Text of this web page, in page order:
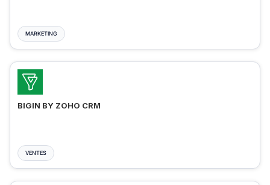
MARKETING
BIGIN BY ZOHO CRM
VENTES